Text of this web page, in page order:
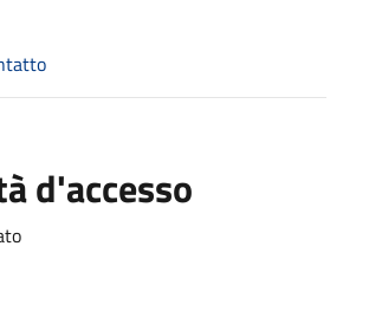
d'accesso